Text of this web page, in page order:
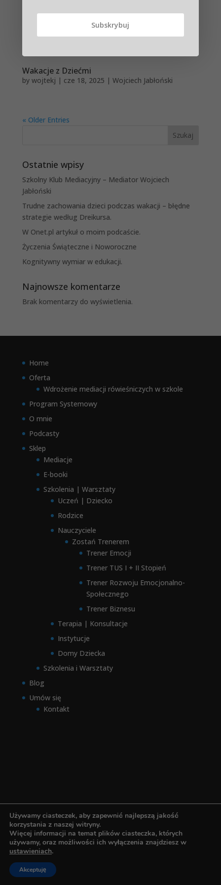
się wrześniu. To szczególny moment, zwłaszcza dla
Wakacje z Dziećmi
by wojtekj | cze 18, 2025 | Wojciech Jabłoński
« Older Entries
Szukaj
Ostatnie wpisy
Szkolny Klub Mediacyjny – Mediator Wojciech
Jabłoński
Trudne zachowania dzieci podczas wakacji – błędne
strategie według Dreikursa.
W Onet.pl artykuł o moim podcaście.
Życzenia Świąteczne i Noworoczne
Kognitywny wymiar w edukacji.
Najnowsze komentarze
Brak komentarzy do wyświetlenia.
Home
Oferta
Wdrożenie mediacji rówieśniczych w szkole
Program Systemowy
O mnie
Podcasty
Sklep
Mediacje
E-booki
Szkolenia | Warsztaty
Uczeń | Dziecko
Rodzice
Nauczyciele
Zostań Trenerem
Trener Emocji
Trener TUS I + II Stopień
Trener Rozwoju Emocjonalno-
Społecznego
Trener Biznesu
Terapia | Konsultacje
Instytucje
Domy Dziecka
Szkolenia i Warsztaty
Blog
Umów się
Kontakt
© Copyright
Realizacja
tani hosting UK
Używamy ciasteczek, aby zapewnić najlepszą jakość
korzystania z naszej witryny.
Więcej informacji na temat plików ciasteczka, których
używamy, oraz możliwości ich wyłączenia znajdziesz w
ustawieniach.
Akceptuję